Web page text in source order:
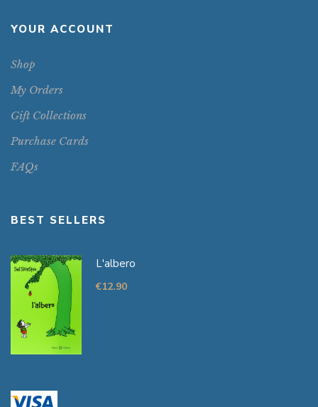
YOUR ACCOUNT
Shop
My Orders
Gift Collections
Purchase Cards
FAQs
BEST SELLERS
L'albero
€12.90